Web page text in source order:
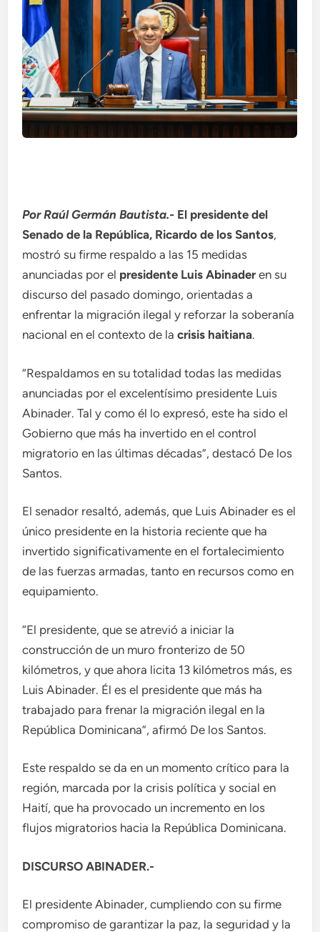
Por Raúl Germán Bautista.- El presidente del
Senado de la República, Ricardo de los Santos,
mostró su firme respaldo a las 15 medidas
anunciadas por el presidente Luis Abinaderen su
discurso del pasado domingo, orientadas a
enfrentar la migración ilegal y reforzar la soberanía
nacional en el contexto de lacrisis haitiana.
“Respaldamos en su totalidad todas las medidas
anunciadas por el excelentísimo presidente Luis
Abinader. Tal y como él lo expresó, este ha sido el
Gobierno que más ha invertido en el control
migratorio en las últimas décadas”, destacó De los
Santos.
El senador resaltó, además, que Luis Abinader es el
único presidente en la historia reciente que ha
invertido significativamente en el fortalecimiento
de las fuerzas armadas, tanto en recursos como en
equipamiento.
“El presidente, que se atrevió a iniciar la
construcción de un muro fronterizo de 50
kilómetros, y que ahora licita 13 kilómetros más, es
Luis Abinader. Él es el presidente que más ha
trabajado para frenar la migración ilegal en la
República Dominicana”, afirmó De los Santos.
Este respaldo se da en un momento crítico para la
región, marcada por la crisis política y social en
Haití, que ha provocado un incremento en los
flujos migratorios hacia la República Dominicana.
DISCURSO ABINADER.-
El presidente Abinader, cumpliendo con su firme
compromiso de garantizar la paz, la seguridad y la